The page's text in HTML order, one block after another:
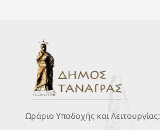
Ωράριο Υποδοχής και Λειτουργίας: